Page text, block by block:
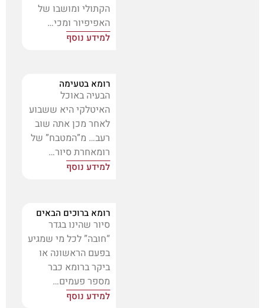
הקתולי ומושבו של
האפיפיור ומכי…
למידע נוסף
רומא בטעימה
הבעיה באוכל
האיטלקי היא ששבוע
לאחר מכן אתה שוב
רעב… מ”המטבח” של
רומאחרת סיור…
למידע נוסף
רומא ברוכים הבאים
סיור שהינו בגדר
“חובה” לכל מי שמגיע
בפעם הראשונה או
ביקר ברומא כבר
מספר פעמים…
למידע נוסף